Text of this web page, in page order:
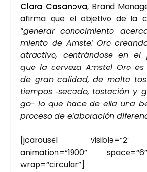
Cla­ra Casa­no­va, Brand
afir­ma que el obje­ti­vo de la
“gene­rar cono­ci­mien­to
mien­to de Ams­tel Oro
atrac­ti­vo, cen­trán­do­se en el
que la cer­ve­za Ams­tel Oro es
de gran cali­dad, de mal­ta
tiem­pos ‑seca­do, tos­ta­ción y
go- lo que hace de ella una
pro­ce­so de ela­bo­ra­ción
[jca­rou­sel visible=“2”
animation=“1900”
wrap=“circular”]